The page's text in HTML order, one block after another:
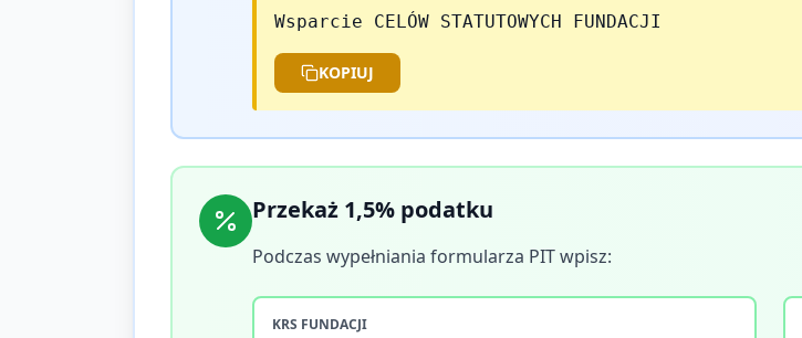
Wsparcie CELÓW STATUTOWYCH FUNDACJI
KOPIUJ
Przekaż 1,5% podatku
Podczas wypełniania formularza PIT wpisz:
KRS FUNDACJI